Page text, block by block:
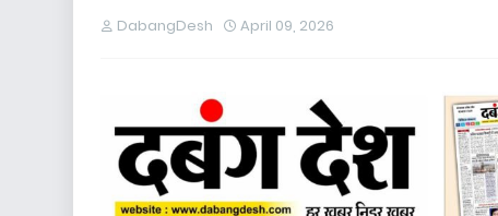
DabangDesh April 09, 2026